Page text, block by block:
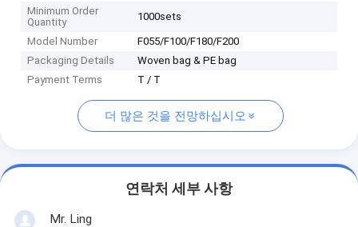
Minimum Order
Quantity
1000sets
Model Number
F055/F100/F180/F200
Packaging Details
Woven bag & PE bag
Payment Terms
T / T
더 많은 것을 전망하십시오
연락처 세부 사항
Mr. Ling